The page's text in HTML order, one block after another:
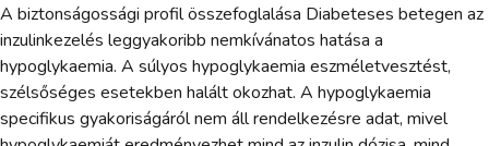
A biztonságossági profil összefoglalása Diabeteses betegen az
inzulinkezelés leggyakoribb nemkívánatos hatása a
hypoglykaemia. A súlyos hypoglykaemia eszméletvesztést,
szélsőséges esetekben halált okozhat. A hypoglykaemia
specifikus gyakoriságáról nem áll rendelkezésre adat, mivel